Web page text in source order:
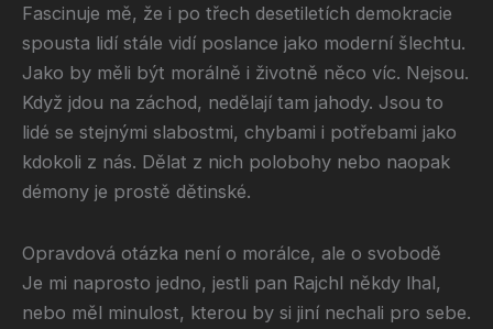
Fascinuje mě, že i po třech desetiletích demokracie
spousta lidí stále vidí poslance jako moderní šlechtu.
Jako by měli být morálně i životně něco víc. Nejsou.
Když jdou na záchod, nedělají tam jahody. Jsou to
lidé se stejnými slabostmi, chybami i potřebami jako
kdokoli z nás. Dělat z nich polobohy nebo naopak
démony je prostě dětinské.
Opravdová otázka není o morálce, ale o svobodě
Je mi naprosto jedno, jestli pan Rajchl někdy lhal,
nebo měl minulost, kterou by si jiní nechali pro sebe.